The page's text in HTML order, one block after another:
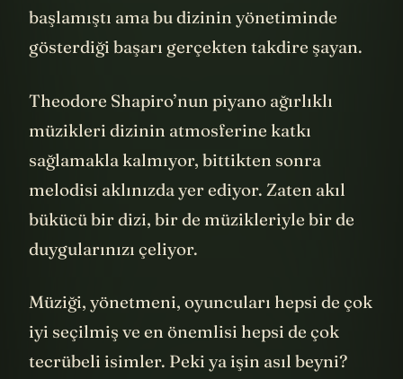
başlamıştı ama bu dizinin yönetiminde
gösterdiği başarı gerçekten takdire şayan.
Theodore Shapiro’nun piyano ağırlıklı
müzikleri dizinin atmosferine katkı
sağlamakla kalmıyor, bittikten sonra
melodisi aklınızda yer ediyor. Zaten akıl
bükücü bir dizi, bir de müzikleriyle bir de
duygularınızı çeliyor.
Müziği, yönetmeni, oyuncuları hepsi de çok
iyi seçilmiş ve en önemlisi hepsi de çok
tecrübeli isimler. Peki ya işin asıl beyni?